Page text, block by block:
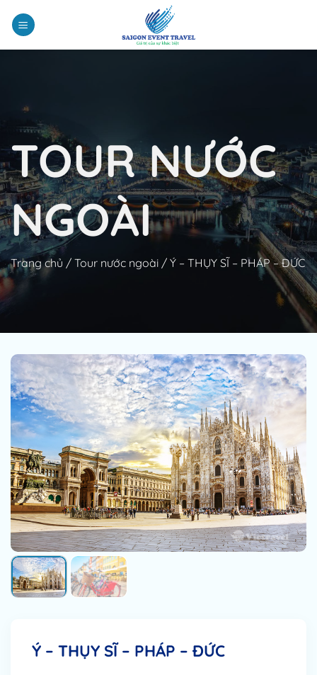
đến
nội
dung
TOUR NƯỚC
NGOÀI
Trang chủ / Tour nước ngoài / Ý – THỤY SĨ – PHÁP – ĐỨC
Ý – THỤY SĨ – PHÁP – ĐỨC